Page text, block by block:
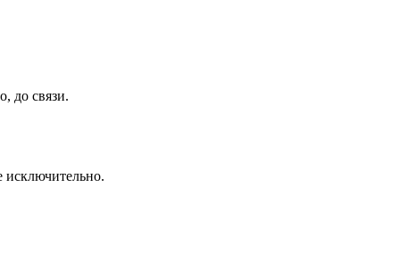
до связи.
исключительно.